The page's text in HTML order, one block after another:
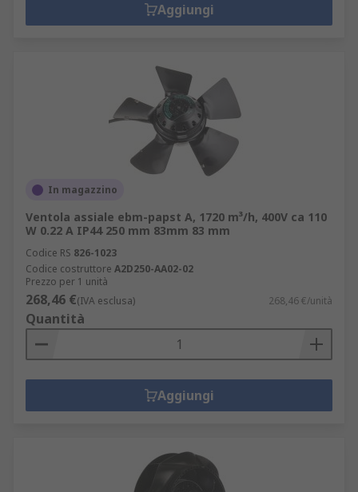
Aggiungi
In magazzino
Ventola assiale ebm-papst A, 1720 m³/h, 400V ca 110
W 0.22 A IP44 250 mm 83mm 83 mm
Codice RS 826-1023
Codice costruttore A2D250-AA02-02
Prezzo per 1 unità
268,46 €(IVA esclusa) 268,46 €/unità
Quantità
Aggiungi